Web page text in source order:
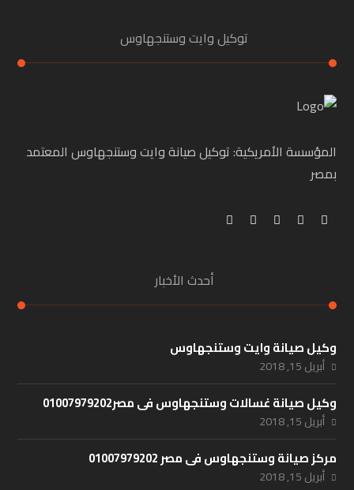
توكيل وايت وستنجهاوس
المؤسسة الأمريكية: توكيل صيانة وايت وستنجهاوس المعتمد
بمصر
أحدث الأخبار
وكيل صيانة وايت وستنجهاوس
أبريل 15, 2018
وكيل صيانة غسالات وستنجهاوس فى مصر01007979202
أبريل 15, 2018
مركز صيانة وستنجهاوس فى مصر 01007979202
أبريل 15, 2018